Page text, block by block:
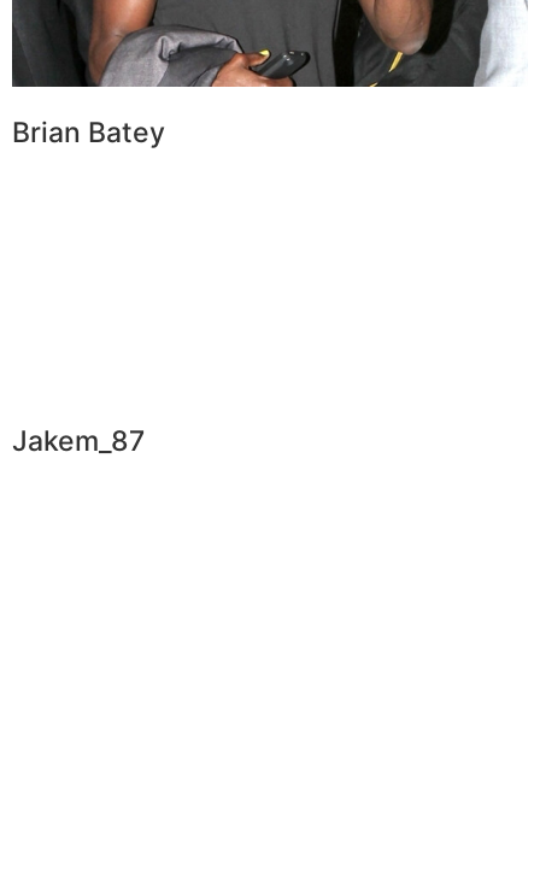
Brian Batey
Jakem_87